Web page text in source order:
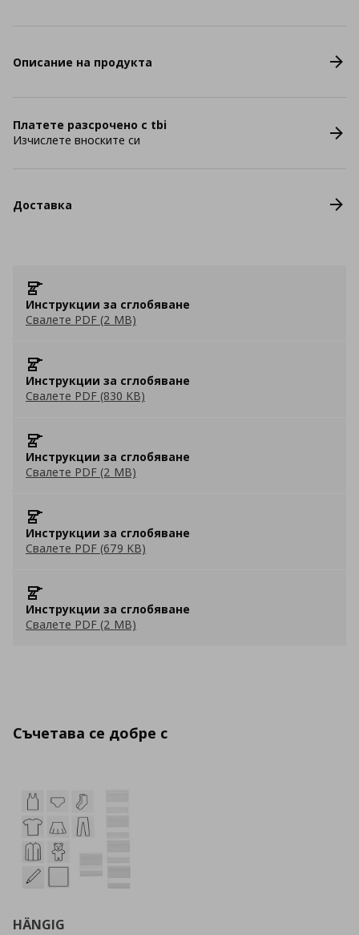
Описание на продукта
Платете разсрочено с tbi
Изчислете вноските си
Доставка
Инструкции за сглобяване
Свалете PDF (2 MB)
Инструкции за сглобяване
Свалете PDF (830 KB)
Инструкции за сглобяване
Свалете PDF (2 MB)
Инструкции за сглобяване
Свалете PDF (679 KB)
Инструкции за сглобяване
Свалете PDF (2 MB)
Съчетава се добре с
HÄNGIG